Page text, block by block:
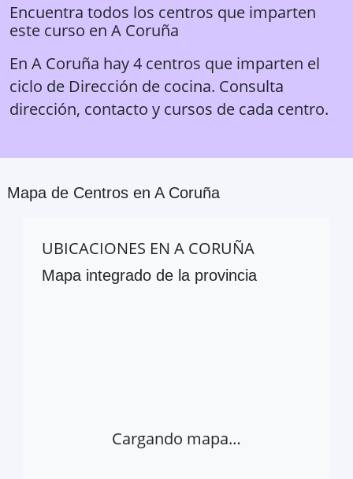
Encuentra todos los centros que imparten
este curso en A Coruña
En A Coruña hay 4 centros que imparten el
ciclo de Dirección de cocina. Consulta
dirección, contacto y cursos de cada centro.
Mapa de Centros en A Coruña
UBICACIONES EN A CORUÑA
Mapa integrado de la provincia
Cargando mapa…